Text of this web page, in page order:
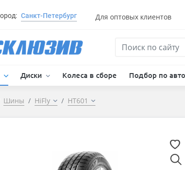
Санкт-Петербург Для оптовых клиентов
Диски Колеса в сборе Подбор по авто
Шины HiFly HT601